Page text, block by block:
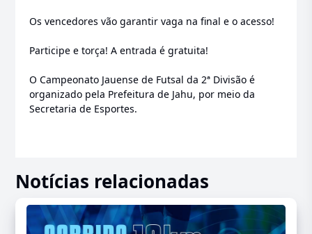
Os vencedores vão garantir vaga na final e o acesso!
Participe e torça! A entrada é gratuita!
O Campeonato Jauense de Futsal da 2ª Divisão é
organizado pela Prefeitura de Jahu, por meio da
Secretaria de Esportes.
Notícias relacionadas